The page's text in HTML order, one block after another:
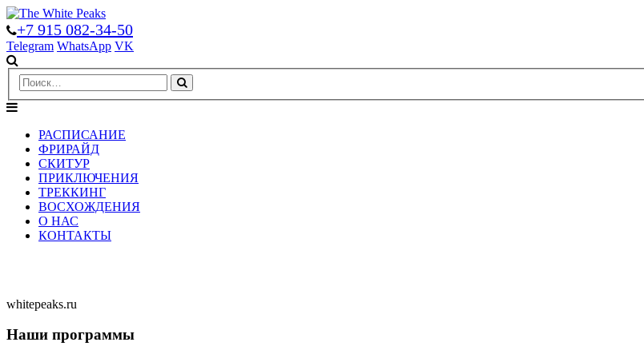
+7 915 082-34-50
Telegram WhatsApp VK
РАСПИСАНИЕ
ФРИРАЙД
СКИТУР
ПРИКЛЮЧЕНИЯ
ТРЕККИНГ
ВОСХОЖДЕНИЯ
О НАС
КОНТАКТЫ
whitepeaks.ru
Наши программы